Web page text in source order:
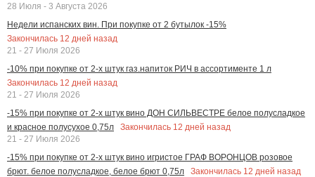
28 Июля - 3 Августа 2026
Недели испанских вин. При покупке от 2 бутылок -15%
Закончилась 12 дней назад
21 - 27 Июля 2026
-10% при покупке от 2-х штук газ.напиток РИЧ в ассортименте 1 л
Закончилась 12 дней назад
21 - 27 Июля 2026
-15% при покупке от 2-х штук вино ДОН СИЛЬВЕСТРЕ белое полусладкое
и красное полусухое 0,75л
Закончилась 12 дней назад
21 - 27 Июля 2026
-15% при покупке от 2-х штук вино игристое ГРАФ ВОРОНЦОВ розовое
брют. белое полусладкое, белое брют 0,75л
Закончилась 12 дней назад